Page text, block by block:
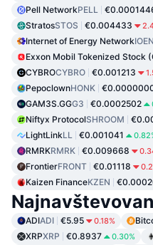
Pell NetworkPELL
StratosSTOS €0.004433
Internet of Energy NetworkIOEN
Exxon Mobil Tokenized Stock
CYBROCYBRO €0.001213
PepoclownHONK
GAM3S.GGG3 €0.0002502
Niftyx ProtocolSHROOM
LightLinkLL €0.001041
RMRKRMRK €0.009668
FrontierFRONT €0.01118
Kaizen FinanceKZEN
ADIADI €5.95 0.18%
XRPXRP €0.8937 0.30%